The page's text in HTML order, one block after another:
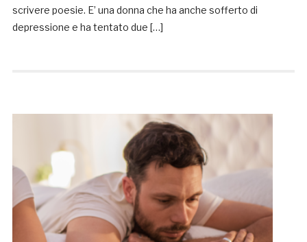
scrivere poesie. E’ una donna che ha anche sofferto di
depressione e ha tentato due […]